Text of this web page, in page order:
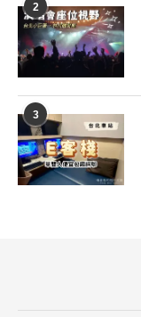
2
3